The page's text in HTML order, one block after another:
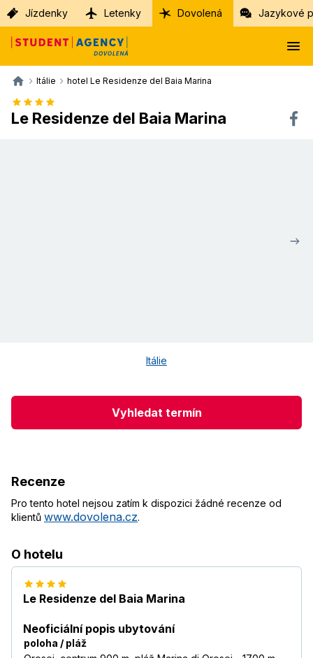
Jízdenky Letenky Dovolená Jazykové
Itálie hotel Le Residenze del Baia Marina
Le Residenze del Baia Marina
Itálie
Vyhledat termín
Recenze
Pro tento hotel nejsou zatím k dispozici žádné recenze od
klientů www.dovolena.cz.
O hotelu
Le Residenze del Baia Marina
Neoficiální popis ubytování
poloha / pláž